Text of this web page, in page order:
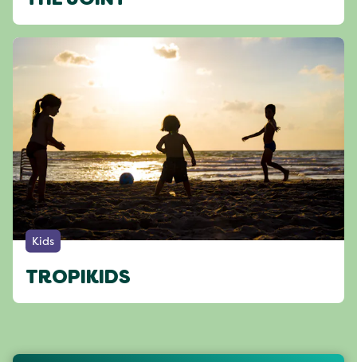
Kids
TROPIKIDS